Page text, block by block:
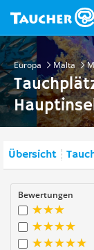
Europa Malta
Übersicht
Bewertungen